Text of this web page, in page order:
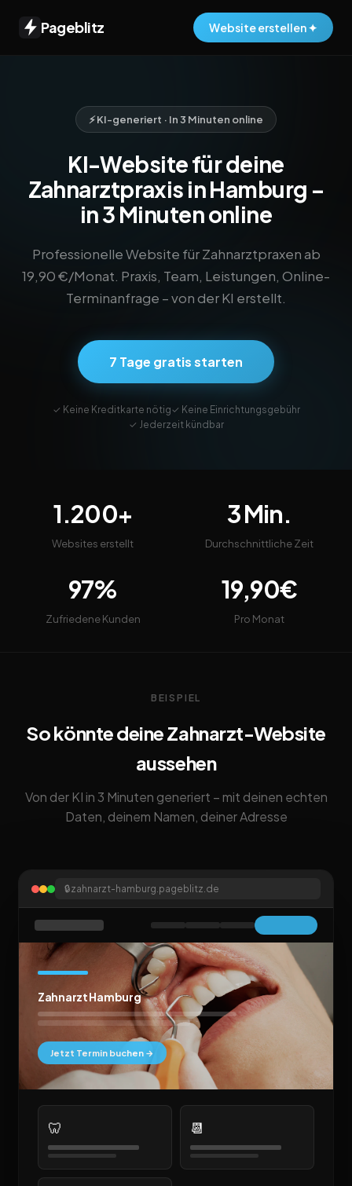
Pageblitz Website erstellen ✦
⚡ KI-generiert · In 3 Minuten online
KI-Website für deine
Zahnarztpraxis in Hamburg –
in 3 Minuten online
Professionelle Website für Zahnarztpraxen ab
19,90 €/Monat. Praxis, Team, Leistungen, Online-
Terminanfrage – von der KI erstellt.
7 Tage gratis starten
✓ Keine Kreditkarte nötig✓ Keine Einrichtungsgebühr
✓ Jederzeit kündbar
1.200+
Websites erstellt
3 Min.
Durchschnittliche Zeit
97%
Zufriedene Kunden
19,90€
Pro Monat
BEISPIEL
So könnte deine Zahnarzt-Website
aussehen
Von der KI in 3 Minuten generiert – mit deinen echten
Daten, deinem Namen, deiner Adresse
🔒zahnarzt-hamburg.pageblitz.de
Zahnarzt Hamburg
Jetzt Termin buchen →
🦷 📆